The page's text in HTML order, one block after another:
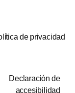
de privacidad
Declaración de
accesibilidad